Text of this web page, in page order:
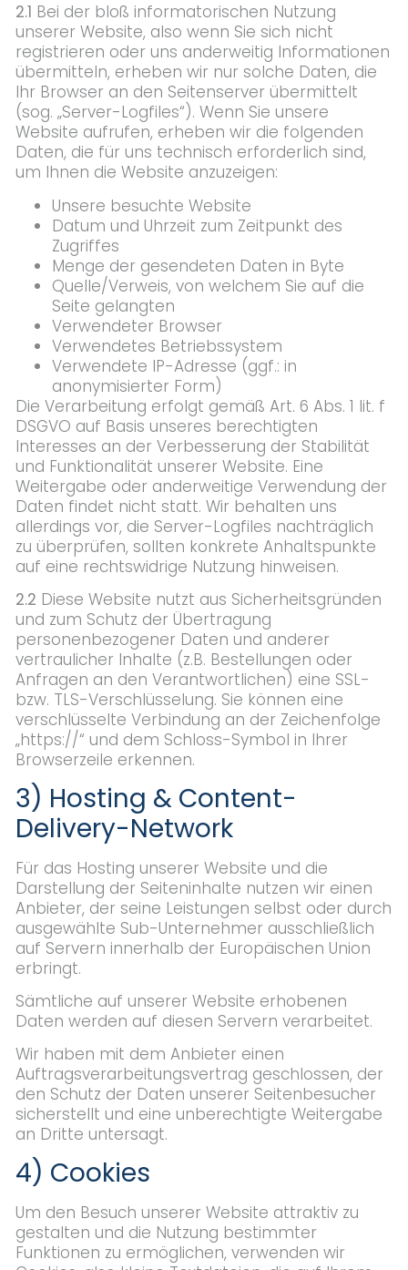
2.1 Bei der bloß informatorischen Nutzung
unserer Website, also wenn Sie sich nicht
registrieren oder uns anderweitig Informationen
übermitteln, erheben wir nur solche Daten, die
Ihr Browser an den Seitenserver übermittelt
(sog. „Server-Logfiles“). Wenn Sie unsere
Website aufrufen, erheben wir die folgenden
Daten, die für uns technisch erforderlich sind,
um Ihnen die Website anzuzeigen:
Unsere besuchte Website
Datum und Uhrzeit zum Zeitpunkt des
Zugriffes
Menge der gesendeten Daten in Byte
Quelle/Verweis, von welchem Sie auf die
Seite gelangten
Verwendeter Browser
Verwendetes Betriebssystem
Verwendete IP-Adresse (ggf.: in
anonymisierter Form)
Die Verarbeitung erfolgt gemäß Art. 6 Abs. 1 lit. f
DSGVO auf Basis unseres berechtigten
Interesses an der Verbesserung der Stabilität
und Funktionalität unserer Website. Eine
Weitergabe oder anderweitige Verwendung der
Daten findet nicht statt. Wir behalten uns
allerdings vor, die Server-Logfiles nachträglich
zu überprüfen, sollten konkrete Anhaltspunkte
auf eine rechtswidrige Nutzung hinweisen.
2.2 Diese Website nutzt aus Sicherheitsgründen
und zum Schutz der Übertragung
personenbezogener Daten und anderer
vertraulicher Inhalte (z.B. Bestellungen oder
Anfragen an den Verantwortlichen) eine SSL-
bzw. TLS-Verschlüsselung. Sie können eine
verschlüsselte Verbindung an der Zeichenfolge
„https://“ und dem Schloss-Symbol in Ihrer
Browserzeile erkennen.
3) Hosting & Content-
Delivery-Network
Für das Hosting unserer Website und die
Darstellung der Seiteninhalte nutzen wir einen
Anbieter, der seine Leistungen selbst oder durch
ausgewählte Sub-Unternehmer ausschließlich
auf Servern innerhalb der Europäischen Union
erbringt.
Sämtliche auf unserer Website erhobenen
Daten werden auf diesen Servern verarbeitet.
Wir haben mit dem Anbieter einen
Auftragsverarbeitungsvertrag geschlossen, der
den Schutz der Daten unserer Seitenbesucher
sicherstellt und eine unberechtigte Weitergabe
an Dritte untersagt.
4) Cookies
Um den Besuch unserer Website attraktiv zu
gestalten und die Nutzung bestimmter
Funktionen zu ermöglichen, verwenden wir